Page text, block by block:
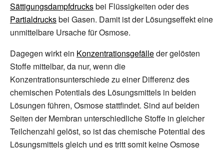
Sättigungsdampfdrucksbei Flüssigkeiten oder des
Partialdrucksbei Gasen. Damit ist der Lösungseffekt eine
unmittelbare Ursache für Osmose.
Dagegen wirkt ein Konzentrationsgefälleder gelösten
Stoffe mittelbar, da nur, wenn die
Konzentrationsunterschiede zu einer Differenz des
chemischen Potentials des Lösungsmittels in beiden
Lösungen führen, Osmose stattfindet. Sind auf beiden
Seiten der Membran unterschiedliche Stoffe in gleicher
Teilchenzahl gelöst, so ist das chemische Potential des
Lösungsmittels gleich und es tritt somit keine Osmose